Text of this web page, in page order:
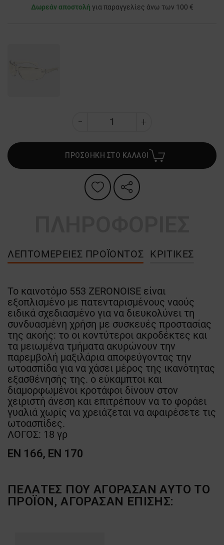
Δωρεάν αποστολή για παραγγελίες άνω των 100 €
ΠΡΟΣΘΗΚΗ ΣΤΟ ΚΑΛΑΘΙ
ΛΕΠΤΟΜΈΡΕΙΕΣ ΠΡΟΪΌΝΤΟΣ ΚΡΙΤΙΚΈΣ
Το καινοτόμο 553 ZERONOISE είναι
εξοπλισμένο με πατενταρισμένους ναούς
ειδικά σχεδιασμένο για να διευκολύνει τη
συνδυασμένη χρήση με συσκευές προστασίας
της ακοής: το οι κοντύτεροι ακροδέκτες και
τα μειωμένα τμήματα ακυρώνουν την
παρεμβολή μαξιλάρια αποφεύγοντας την
ωτοασπίδα για να χάσει μέρος της ικανότητας
εξασθένησής της. ο εύκαμπτοι και
διαμορφωμένοι κροτάφοι δίνουν στον
χειριστή άνεση και επιτρέπουν να το φοράει
γυαλιά χωρίς να χρειάζεται να αφαιρέσετε τις
ωτοασπίδες.
ΛΟΓΟΣ: 18 γρ
EN 166, EN 170
ΠΕΛΆΤΕΣ ΠΟΥ ΑΓΌΡΑΣΑΝ ΑΥΤΌ ΤΟ
ΠΡΟΪΌΝ, ΑΓΌΡΑΣΑΝ ΕΠΊΣΗΣ: